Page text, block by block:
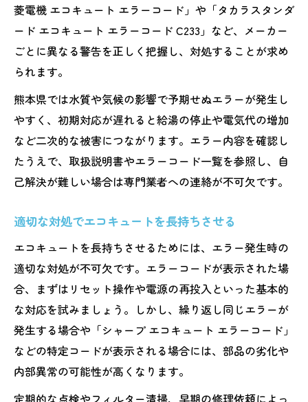
菱電機 エコキュート エラーコード」や「タカラスタンダ
ード エコキュート エラーコード C233」など、メーカー
ごとに異なる警告を正しく把握し、対処することが求め
られます。
熊本県では水質や気候の影響で予期せぬエラーが発生し
やすく、初期対応が遅れると給湯の停止や電気代の増加
など二次的な被害につながります。エラー内容を確認し
たうえで、取扱説明書やエラーコード一覧を参照し、自
己解決が難しい場合は専門業者への連絡が不可欠です。
適切な対処でエコキュートを長持ちさせる
エコキュートを長持ちさせるためには、エラー発生時の
適切な対処が不可欠です。エラーコードが表示された場
合、まずはリセット操作や電源の再投入といった基本的
な対応を試みましょう。しかし、繰り返し同じエラーが
発生する場合や「シャープ エコキュート エラーコード」
などの特定コードが表示される場合には、部品の劣化や
内部異常の可能性が高くなります。
定期的な点検やフィルター清掃、早期の修理依頼によっ